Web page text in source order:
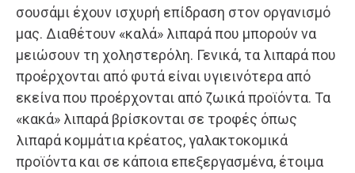
σουσάμι έχουν ισχυρή επίδραση στον οργανισμό
μας. Διαθέτουν «καλά» λιπαρά που μπορούν να
μειώσουν τη χοληστερόλη. Γενικά, τα λιπαρά που
προέρχονται από φυτά είναι υγιεινότερα από
εκείνα που προέρχονται από ζωικά προϊόντα. Τα
«κακά» λιπαρά βρίσκονται σε τροφές όπως
λιπαρά κομμάτια κρέατος, γαλακτοκομικά
προϊόντα και σε κάποια επεξεργασμένα, έτοιμα